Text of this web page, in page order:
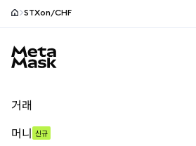
STXon/CHF
거래
머니 신규